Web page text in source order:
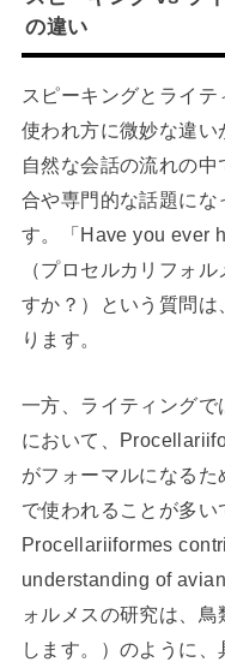
の違い
スピーキングとライ
使われ方に微妙な違い
自然な会話の流れの
合や専門的な話題にな
す。「Have you ever
（プロセルカリフォ
すか？）という質問
ります。
一方、ライティングで
において、
がフォーマルになる
で使われることが多
Procellariiformes
understanding of
ォルメスの研究は、
します。）のように